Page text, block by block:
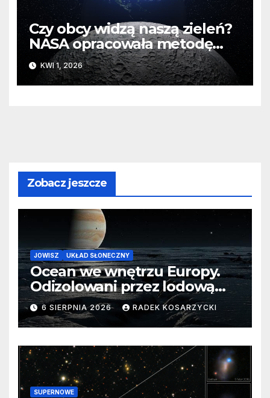
Czy obcy widzą naszą zieleń?
NASA opracowała metodę
wykrywania roślinności na
odległych planetach
KWI 1, 2026
Zobacz jeszcze
JOWISZ UKŁAD SŁONECZNY
Ocean we wnętrzu Europy.
Odizolowani przez lodową
barierę
6 SIERPNIA 2026 RADEK KOSARZYCKI
SUPERNOWE